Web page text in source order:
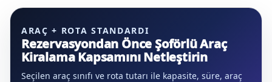
ARAÇ + ROTA STANDARDI
Rezervasyondan Önce Şoförlü Araç
Kiralama Kapsamını Netleştirin
Seçilen araç sınıfı ve rota tutarı ile kapasite, süre, araç